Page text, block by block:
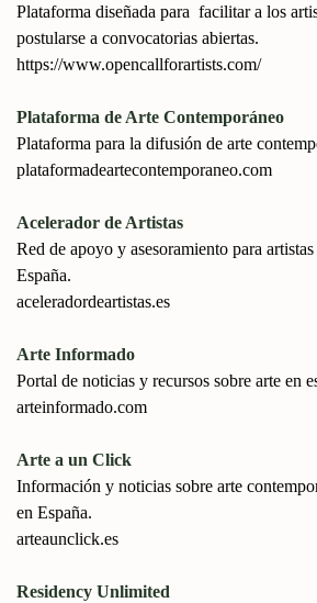
Plataforma diseñada para facilitar a los
postularse a convocatorias abiertas.
https://www.opencallforartists.com/
Plataforma de Arte Contemporáneo
Plataforma para la difusión de arte
plataformadeartecontemporaneo.com
Acelerador de Artistas
Red de apoyo y asesoramiento para artistas
España.
aceleradordeartistas.es
Arte Informado
Portal de noticias y recursos sobre arte en
arteinformado.com
Arte a un Click
Información y noticias sobre arte
en España.
arteaunclick.es
Residency Unlimited